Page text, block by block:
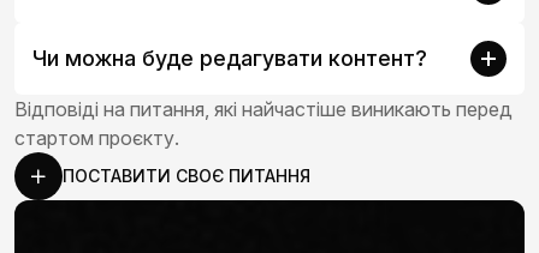
Відповіді на питання, які найчастіше виникають перед
стартом проєкту.
ПОСТАВИТИ СВОЄ ПИТАННЯ
Чи можна буде редагувати контент?